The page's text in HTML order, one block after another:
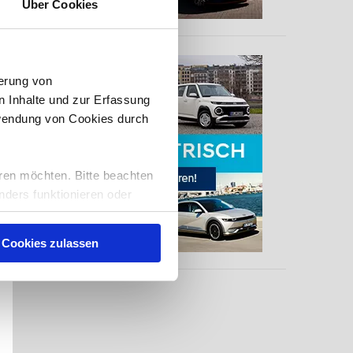
Über Cookies
von
Inhalte und zur Erfassung
von Cookies durch
möchten. Bitte beachten
funktionieren oder
auch, Sie zu
Cookies zulassen